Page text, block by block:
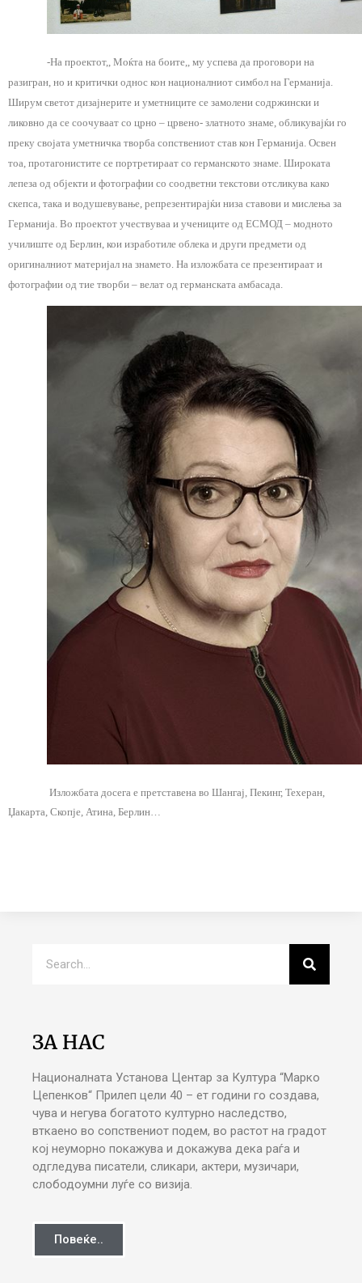
-На проектот,, Моќта на боите,, му успева да проговори на
разигран, но и критички однос кон националниот симбол на Германија.
Ширум светот дизајнерите и уметниците се замолени содржински и
ликовно да се соочуваат со црно – црвено- златното знаме, обликувајќи го
преку својата уметничка творба сопствениот став кон Германија. Освен
тоа, протагонистите се портретираат со германското знаме. Широката
лепеза од објекти и фотографии со соодветни текстови отсликува како
скепса, така и водушевување, репрезентирајќи низа ставови и мислења за
Германија. Во проектот учествуваа и учениците од ЕСМОД – модното
училиште од Берлин, кои изработиле облека и други предмети од
оригиналниот материјал на знамето. На изложбата се презентираат и
фотографии од тие творби – велат од германската амбасада.
Изложбата досега е претставена во Шангај, Пекинг, Техеран,
Џакарта, Скопје, Атина, Берлин…
ЗА НАС
Националната Установа Центар за Култура “Марко
Цепенков“ Прилеп цели 40 – ет години го создава,
чува и негува богатото културно наследство,
вткаено во сопствениот подем, во растот на градот
кој неуморно покажува и докажува дека раѓа и
одгледува писатели, сликари, актери, музичари,
слободоумни луѓе со визија.
Повеќе..